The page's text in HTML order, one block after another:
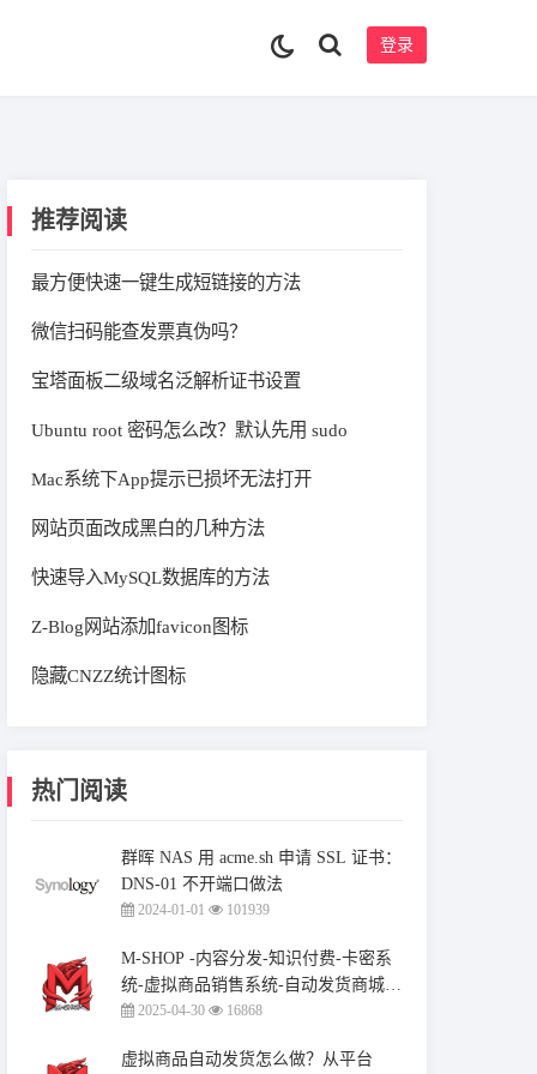
登录
推荐阅读
最方便快速一键生成短链接的方法
微信扫码能查发票真伪吗？
宝塔面板二级域名泛解析证书设置
Ubuntu root 密码怎么改？默认先用 sudo
Mac系统下App提示已损坏无法打开
网站页面改成黑白的几种方法
快速导入MySQL数据库的方法
Z-Blog网站添加favicon图标
隐藏CNZZ统计图标
热门阅读
群晖 NAS 用 acme.sh 申请 SSL 证书：
DNS-01 不开端口做法
2024-01-01 101939
M-SHOP -内容分发-知识付费-卡密系
统-虚拟商品销售系统-自动发货商城系
统 2025-04-30 16868
虚拟商品自动发货怎么做？从平台